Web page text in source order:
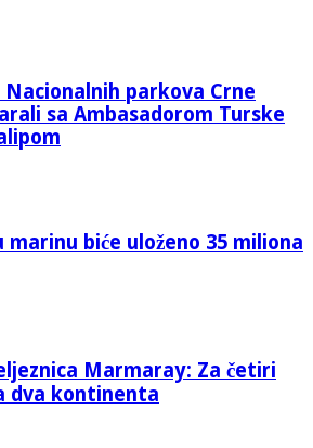
Nacionalnih parkova Crne
sa Ambasadorom Turske
marinu biće uloženo 35 miliona
Marmaray: Za četiri
dva kontinenta